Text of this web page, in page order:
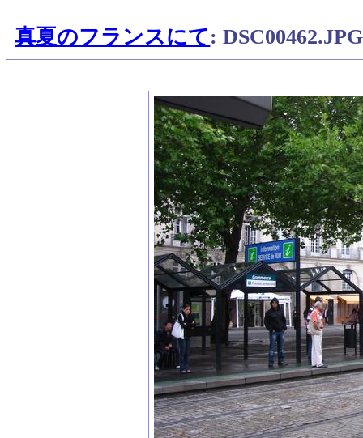
真夏のフランスにて: DSC00462.JPG